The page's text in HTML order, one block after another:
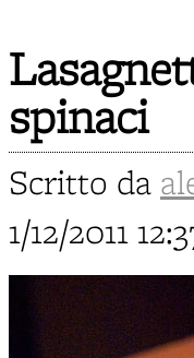
spinaci
Scritto da
1/12/2011